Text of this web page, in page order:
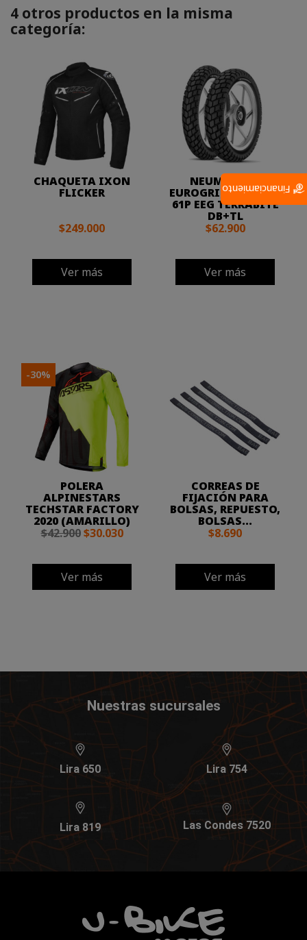
4 otros productos en la misma
categoría:
CHAQUETA IXON
FLICKER
$249.000
Ver más
NEUMATICO
EUROGRIP 110/90-18
61P EEG TERRABITE
DB+TL
$62.900
Ver más
POLERA
ALPINESTARS
TECHSTAR FACTORY
2020 (AMARILLO)
$42.900 $30.030
Ver más
-30%
CORREAS DE
FIJACIÓN PARA
BOLSAS, REPUESTO,
BOLSAS...
$8.690
Ver más
Nuestras sucursales
Lira 650 Lira 754
Lira 819 Las Condes 7520
Financiamiento